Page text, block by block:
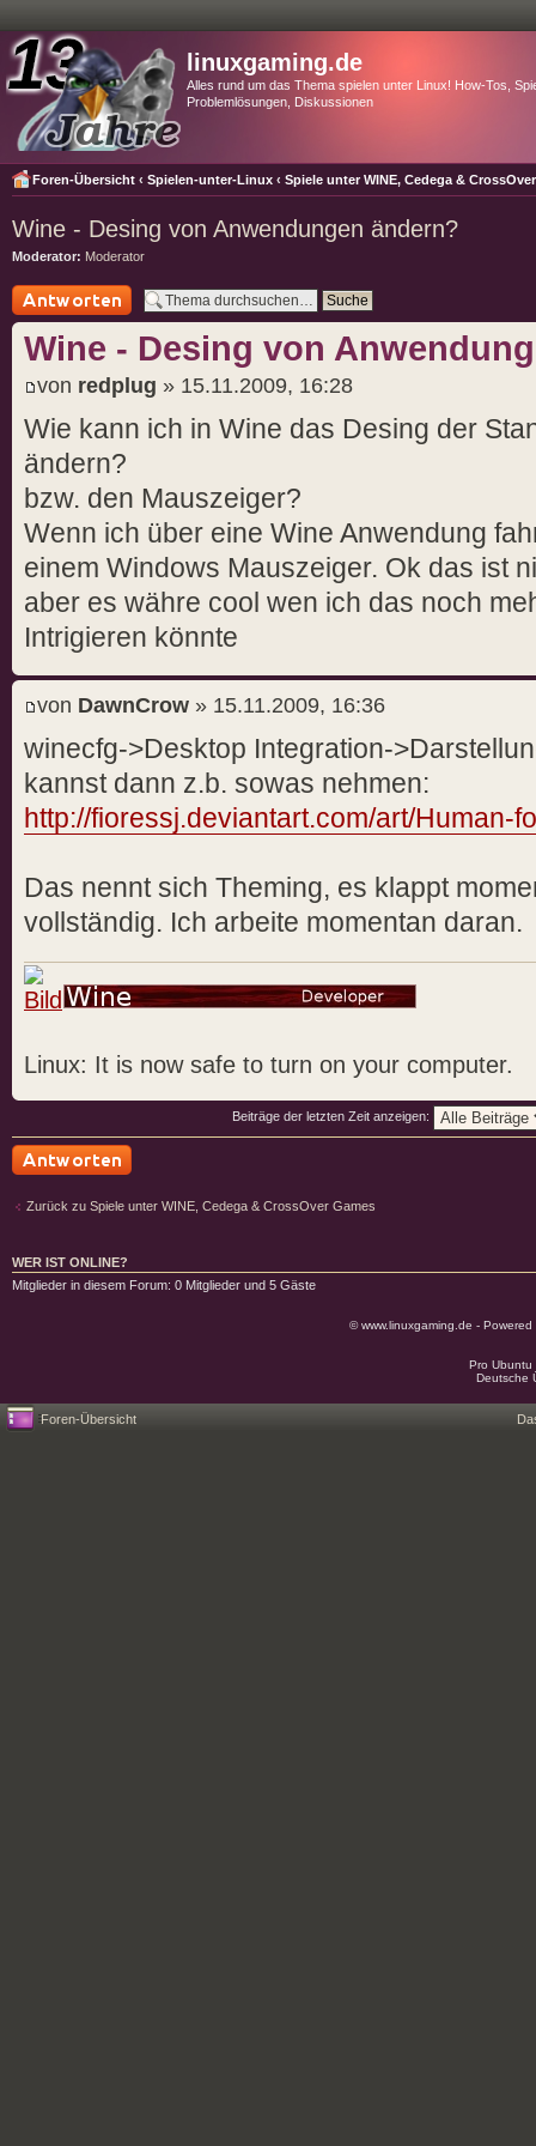
linuxgaming.de
Alles rund um das Thema spielen unter Linux! How-Tos,
Problemlösungen, Diskussionen
Foren-Übersicht ‹ Spielen-unter-Linux ‹ Spiele unter WINE, Cedega &
Wine - Desing von Anwendungen ändern?
Moderator: Moderator
Antwort schreiben
Wine - Desing von
von redplug » 15.11.2009, 16:28
Wie kann ich in Wine das Desing der
ändern?
bzw. den Mauszeiger?
Wenn ich über eine Wine Anwendung
einem Windows Mauszeiger. Ok das ist
aber es währe cool wen ich das noch
Intrigieren könnte
von DawnCrow » 15.11.2009, 16:36
winecfg->Desktop Integration-
kannst dann z.b. sowas nehmen:
http://fioressj.deviantart.com/art/Human-
Das nennt sich Theming, es klappt
vollständig. Ich arbeite momentan daran.
Linux: It is now safe to turn on your computer.
Beiträge der letzten Zeit anzeigen:
Zurück zu Spiele unter WINE, Cedega & CrossOver Games
WER IST ONLINE?
Mitglieder in diesem Forum: 0 Mitglieder und 5 Gäste
© www.linuxgaming.de -
Pro
Deutsche
Foren-Übersicht